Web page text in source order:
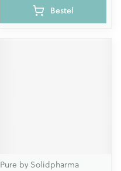
Bestel
Pure by Solidpharma